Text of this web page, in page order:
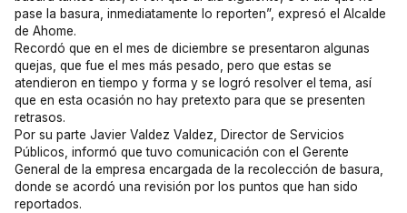
pase la basura, inmediatamente lo reporten”, expresó el Alcalde
de Ahome.
Recordó que en el mes de diciembre se presentaron algunas
quejas, que fue el mes más pesado, pero que estas se
atendieron en tiempo y forma y se logró resolver el tema, así
que en esta ocasión no hay pretexto para que se presenten
retrasos.
Por su parte Javier Valdez Valdez, Director de Servicios
Públicos, informó que tuvo comunicación con el Gerente
General de la empresa encargada de la recolección de basura,
donde se acordó una revisión por los puntos que han sido
reportados.